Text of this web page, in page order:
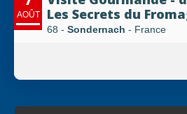
AOÛT
Les Secrets du
68 - Sondernach - France